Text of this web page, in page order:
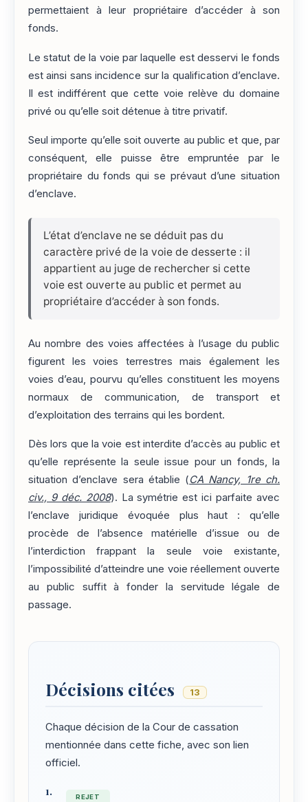
permettaient à leur propriétaire d’accéder à son
fonds.
Le statut de la voie par laquelle est desservi le fonds
est ainsi sans incidence sur la qualification d’enclave.
Il est indifférent que cette voie relève du domaine
privé ou qu’elle soit détenue à titre privatif.
Seul importe qu’elle soit ouverte au public et que, par
conséquent, elle puisse être empruntée par le
propriétaire du fonds qui se prévaut d’une situation
d’enclave.
L’état d’enclave ne se déduit pas du
caractère privé de la voie de desserte : il
appartient au juge de rechercher si cette
voie est ouverte au public et permet au
propriétaire d’accéder à son fonds.
Au nombre des voies affectées à l’usage du public
figurent les voies terrestres mais également les
voies d’eau, pourvu qu’elles constituent les moyens
normaux de communication, de transport et
d’exploitation des terrains qui les bordent.
Dès lors que la voie est interdite d’accès au public et
qu’elle représente la seule issue pour un fonds, la
situation d’enclave sera établie (CA Nancy, 1re ch.
civ., 9 déc. 2008). La symétrie est ici parfaite avec
l’enclave juridique évoquée plus haut : qu’elle
procède de l’absence matérielle d’issue ou de
l’interdiction frappant la seule voie existante,
l’impossibilité d’atteindre une voie réellement ouverte
au public suffit à fonder la servitude légale de
passage.
Décisions citées 13
Chaque décision de la Cour de cassation
mentionnée dans cette fiche, avec son lien
officiel.
REJET